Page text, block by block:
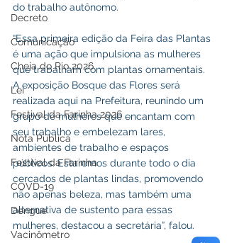
Decreto
Comunicação
Cheia do Rio 2026
Lei
Festival da Farinha 2026
Nota Pública
Festival da Farinha
COVD-19
Dengue
Vacinômetro
do trabalho autônomo.
“Essa primeira edição da Feira das Plantas
é uma ação que impulsiona as mulheres
que trabalham com plantas ornamentais.
A exposição Bosque das Flores será
realizada aqui na Prefeitura, reunindo um
grupo de mulheres que encantam com
seu trabalho e embelezam lares,
ambientes de trabalho e espaços
públicos. Estaremos durante todo o dia
cercados de plantas lindas, promovendo
não apenas beleza, mas também uma
alternativa de sustento para essas
mulheres, destacou a secretária”, falou.